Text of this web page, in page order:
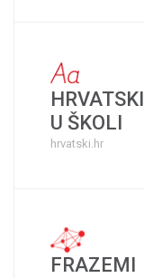
HRVATSKI
U ŠKOLI
hrvatski.hr
FRAZEMI